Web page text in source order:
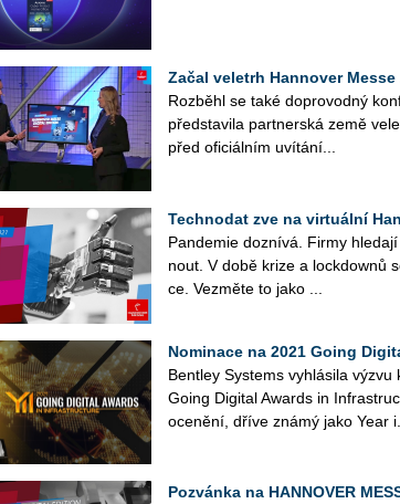
Začal veletrh Hannover
Roz­bě­hl se také do­pro­vod­ný
před­sta­vi­la part­ner­ská země
před ofi­ci­ál­ním uví­tá­ní...
Technodat zve na virtuální
Pan­de­mie do­zní­vá. Firmy
nout. V době krize a loc­kdow­nů
ce. Vez­mě­te to jako ...
Nominace na 2021 Going
Bent­ley Sys­tems vy­hlá­si­la
Going Di­gi­tal Awards in
oce­ně­ní, dříve známý jako Year i...
Pozvánka na HANNOVER